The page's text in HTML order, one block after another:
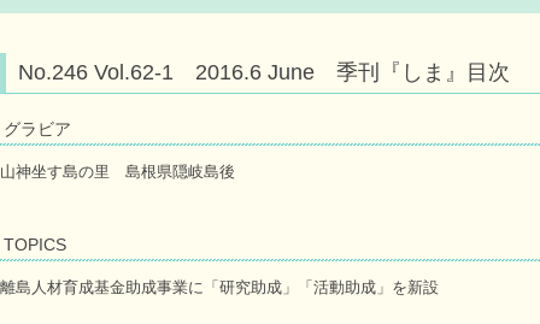
No.246 Vol.62-1 2016.6 June 季刊『しま』目次
グラビア
山神坐す島の里 島根県隠岐島後
TOPICS
離島人材育成基金助成事業に「研究助成」「活動助成」を新設